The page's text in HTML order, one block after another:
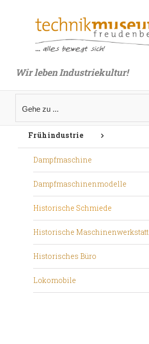
Wir leben Industriekultur!
Gehe zu ...
Frühindustrie
Dampfmaschine
Dampfmaschinenmodelle
Historische Schmiede
Historische Maschinenwerkstatt
Historisches Büro
Lokomobile